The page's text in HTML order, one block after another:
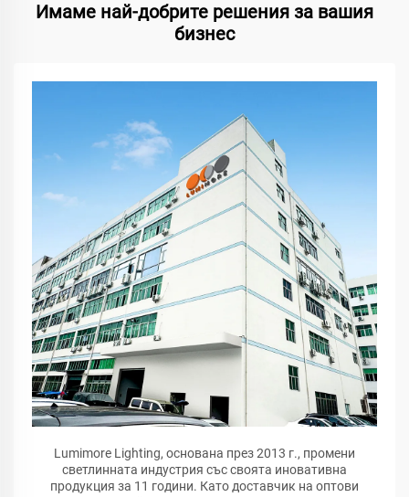
Имаме най-добрите решения за вашия
бизнес
Lumimore Lighting, основана през 2013 г., промени
светлинната индустрия със своята иновативна
продукция за 11 години. Като доставчик на оптови